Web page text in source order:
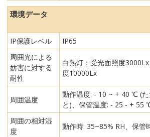
環境データ
IP保護レベル
IP65
周囲光による
妨害に対する
耐性
白熱灯：受光面照度
度10000Lx
周囲温度
動作温度: - 10 ~ + 40 ℃ (た
と)、保管温度: - 25 - + 55
周囲の相対湿
度
動作時: 35~85% RH、保管